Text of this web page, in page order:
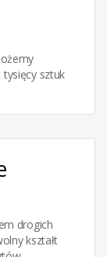
tysięcy sztuk
drogich
kształt